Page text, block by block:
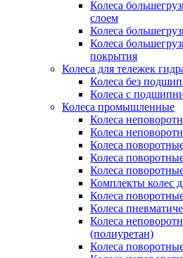
Колеса
слоем
Колеса
Колеса
покрытия
Колеса для тележек
Колеса без
Колеса с
Колеса промышленные
Колеса
Колеса
Колеса
Колеса
Колеса
Комплекты колес
Колеса
Колеса
Колеса
(полиуретан)
Колеса